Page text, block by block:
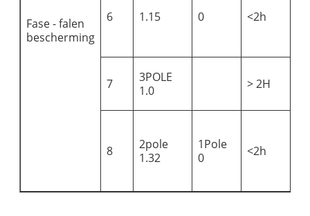
Fase - falen
bescherming
6 1.15 0 <2h
7
3POLE
1.0
> 2H
8
2pole
1.32
1Pole
0
<2h